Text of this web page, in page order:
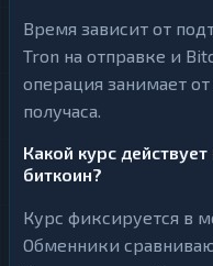
Время зависит от
Tron на отправке и
операция занимает
получаса.
Какой курс
биткоин?
Курс фиксируется в
Обменники